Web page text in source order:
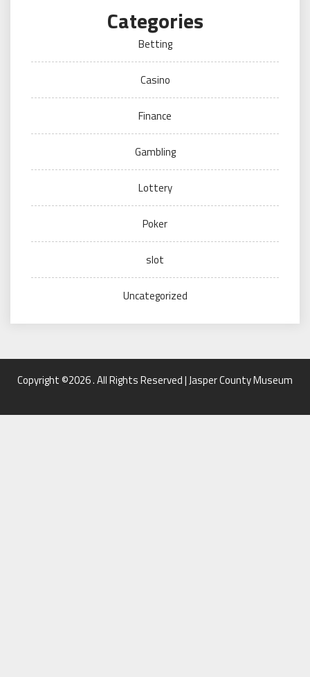
Categories
Betting
Casino
Finance
Gambling
Lottery
Poker
slot
Uncategorized
Copyright ©2026 . All Rights Reserved | Jasper County Museum